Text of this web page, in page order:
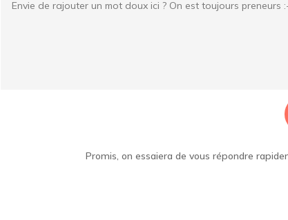
Promis, on essaiera de vous répondre